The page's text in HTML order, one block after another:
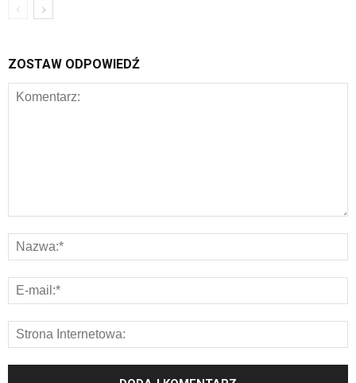
ZOSTAW ODPOWIEDŹ